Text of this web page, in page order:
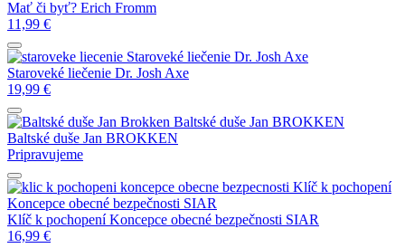
Mať či byť? Erich Fromm
11,99 €
Staroveké liečenie Dr. Josh Axe
Staroveké liečenie Dr. Josh Axe
19,99 €
Baltské duše Jan BROKKEN
Baltské duše Jan BROKKEN
Pripravujeme
Klíč k pochopení
Koncepce obecné bezpečnosti SIAR
Klíč k pochopení Koncepce obecné bezpečnosti SIAR
16,99 €